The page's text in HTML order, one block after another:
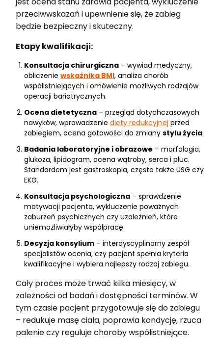
przeciwwskazań i upewnienie się, że zabieg
będzie bezpieczny i skuteczny.
Etapy kwalifikacji:
Konsultacja chirurgiczna – wywiad medyczny,
obliczenie wskaźnika BMI, analiza chorób
współistniejących i omówienie możliwych rodzajów
operacji bariatrycznych.
Ocena dietetyczna – przegląd dotychczasowych
nawyków, wprowadzenie diety redukcyjnej przed
zabiegiem, ocena gotowości do zmiany stylu życia.
Badania laboratoryjne i obrazowe – morfologia,
glukoza, lipidogram, ocena wątroby, serca i płuc.
Standardem jest gastroskopia, często także USG czy
EKG.
Konsultacja psychologiczna – sprawdzenie
motywacji pacjenta, wykluczenie poważnych
zaburzeń psychicznych czy uzależnień, które
uniemożliwiałyby współpracę.
Decyzja konsylium – interdyscyplinarny zespół
specjalistów ocenia, czy pacjent spełnia kryteria
kwalifikacyjne i wybiera najlepszy rodzaj zabiegu.
Cały proces może trwać kilka miesięcy, w
zależności od badań i dostępności terminów. W
tym czasie pacjent przygotowuje się do zabiegu
– redukuje masę ciała, poprawia kondycję, rzuca
palenie czy reguluje choroby współistniejące.